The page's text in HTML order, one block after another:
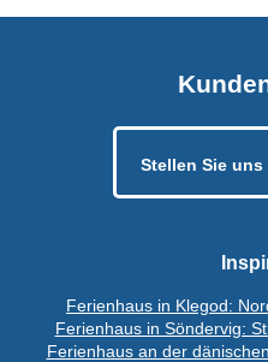
Stellen Sie uns
Ferienhaus in Klegod:
Ferienhaus in Söndervig:
Ferienhaus an der